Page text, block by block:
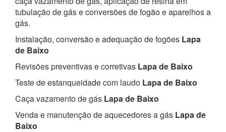
tubulação de gás e conversões de fogão e aparelhos a
gás.
Instalação, conversão e adequação de fogões Lapa
de Baixo
Revisões preventivas e corretivas Lapa de Baixo
Teste de estanqueidade com laudo Lapa de Baixo
Caça vazamento de gás Lapa de Baixo
Venda e manutenção de aquecedores a gás Lapa de
Baixo